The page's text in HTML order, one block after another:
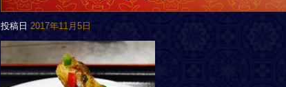
投稿日 2017年11月5日